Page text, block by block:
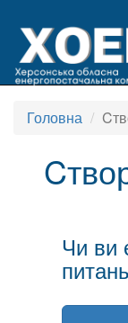
Головна
Чи ви